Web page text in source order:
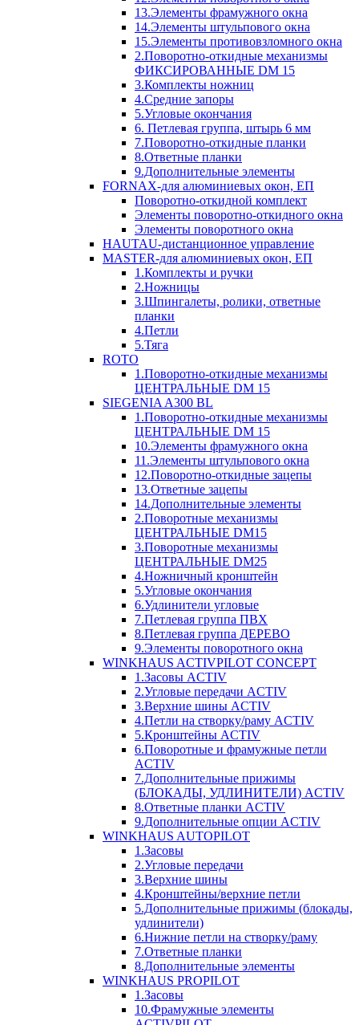
13.Элементы фрамужного окна
14.Элементы штульпового окна
15.Элементы противовзломного окна
2.Поворотно-откидные механизмы
ФИКСИРОВАННЫЕ DM 15
3.Комплекты ножниц
4.Средние запоры
5.Угловые окончания
6. Петлевая группа, штырь 6 мм
7.Поворотно-откидные планки
8.Ответные планки
9.Дополнительные элементы
FORNAX-для алюминиевых окон, ЕП
Поворотно-откидной комплект
Элементы поворотно-откидного окна
Элементы поворотного окна
HAUTAU-дистанционное управление
MASTER-для алюминиевых окон, ЕП
1.Комплекты и ручки
2.Ножницы
3.Шпингалеты, ролики, ответные
планки
4.Петли
5.Тяга
ROTO
1.Поворотно-откидные механизмы
ЦЕНТРАЛЬНЫЕ DM 15
SIEGENIA A300 BL
1.Поворотно-откидные механизмы
ЦЕНТРАЛЬНЫЕ DM 15
10.Элементы фрамужного окна
11.Элементы штульпового окна
12.Поворотно-откидные зацепы
13.Ответные зацепы
14.Дополнительные элементы
2.Поворотные механизмы
ЦЕНТРАЛЬНЫЕ DM15
3.Поворотные механизмы
ЦЕНТРАЛЬНЫЕ DM25
4.Ножничный кронштейн
5.Угловые окончания
6.Удлинители угловые
7.Петлевая группа ПВХ
8.Петлевая группа ДЕРЕВО
9.Элементы поворотного окна
WINKHAUS ACTIVPILOT CONCEPT
1.Засовы ACTIV
2.Угловые передачи ACTIV
3.Верхние шины ACTIV
4.Петли на створку/раму ACTIV
5.Кронштейны ACTIV
6.Поворотные и фрамужные петли
ACTIV
7.Дополнительные прижимы
(БЛОКАДЫ, УДЛИНИТЕЛИ) ACTIV
8.Ответные планки ACTIV
9.Дополнительные опции ACTIV
WINKHAUS AUTOPILOT
1.Засовы
2.Угловые передачи
3.Верхние шины
4.Кронштейны/верхние петли
5.Дополнительные прижимы (блокады,
удлинители)
6.Нижние петли на створку/раму
7.Ответные планки
8.Дополнительные элементы
WINKHAUS PROPILOT
1.Засовы
10.Фрамужные элементы